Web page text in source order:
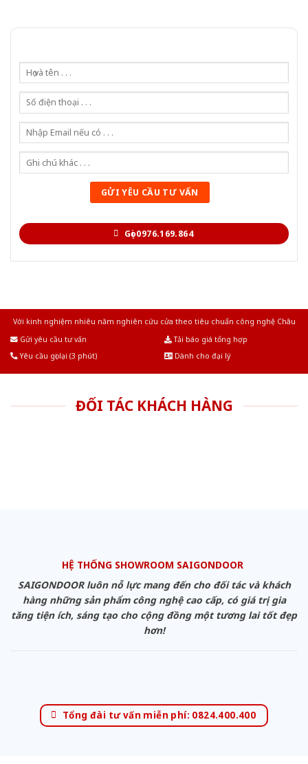
Gọi 0976.169.864
Với kinh nghiệm nhiêu năm nghiên cứu cửa theo tiêu chuẩn công nghệ Châu
Gửi yêu cầu tư vấn
Tải báo giá tổng hợp
Yêu cầu gọi lại (3 phút)
Dành cho đại lý
ĐỐI TÁC KHÁCH HÀNG
HỆ THỐNG SHOWROOM SAIGONDOOR
SAIGONDOOR luôn nỗ lực mang đến cho đối tác và khách
hàng những sản phẩm công nghệ cao cấp, có giá trị gia
tăng tiện ích, sáng tạo cho cộng đồng một tương lai tốt đẹp
hơn!
Tổng đài tư vấn miễn phí: 0824.400.400